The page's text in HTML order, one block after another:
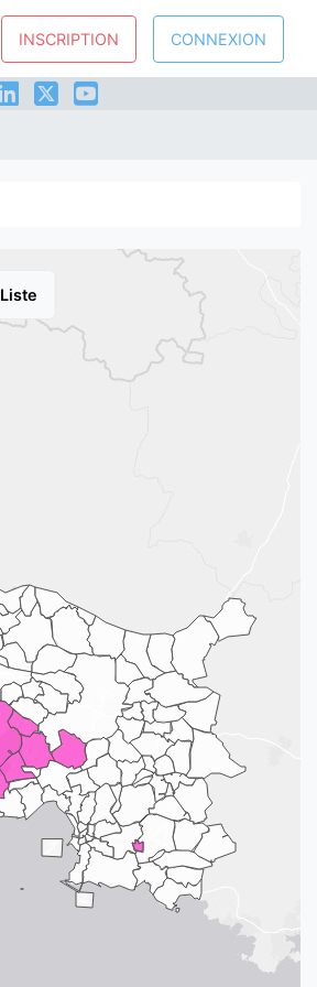
INSCRIPTION CONNEXION
Liste